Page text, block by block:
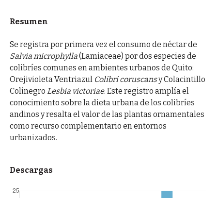
Resumen
Se registra por primera vez el consumo de néctar de
Salvia microphylla(Lamiaceae) por dos especies de
colibríes comunes en ambientes urbanos de Quito:
Orejivioleta Ventriazul Colibri coruscansy Colacintillo
Colinegro Lesbia victoriae. Este registro amplía el
conocimiento sobre la dieta urbana de los colibríes
andinos y resalta el valor de las plantas ornamentales
como recurso complementario en entornos
urbanizados.
Descargas